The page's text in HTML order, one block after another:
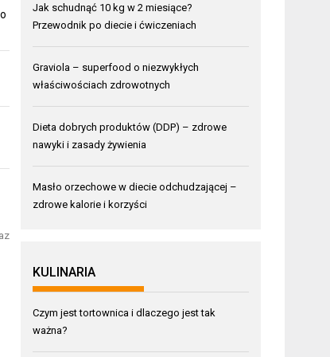
Jak schudnąć 10 kg w 2 miesiące?
Przewodnik po diecie i ćwiczeniach
Graviola – superfood o niezwykłych
właściwościach zdrowotnych
Dieta dobrych produktów (DDP) – zdrowe
nawyki i zasady żywienia
Masło orzechowe w diecie odchudzającej –
zdrowe kalorie i korzyści
KULINARIA
Czym jest tortownica i dlaczego jest tak
ważna?